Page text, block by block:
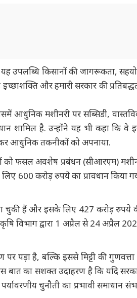
यह उपलब्धि किसानों की जागरूकता,
और हमारी सरकार की
आधुनिक मशीनरी पर सब्सिडी,
शामिल है. उन्होंने यह भी कहा कि वे
आधुनिक तकनीकों को अपनाया.
को फसल अवशेष प्रबंधन (सीआरएम)
600 करोड़ रुपये का प्रावधान किया
चुकी हैं और इसके लिए 427 करोड़ रुपये
विभाग द्वारा 1 अप्रैल से 24 अप्रैल
पड़ा है, बल्कि इससे मिट्टी की
बात का सशक्त उदाहरण है कि यदि
चुनौती का प्रभावी समाधान